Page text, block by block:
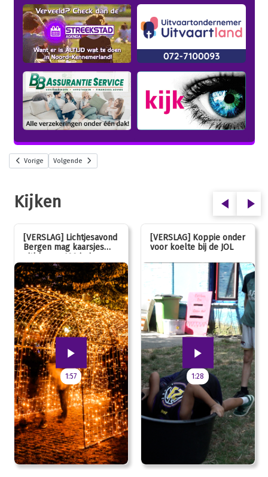
Vorige Volgende
Kijken
[VERSLAG] Lichtjesavond
Bergen mag kaarsjes
uitblazen: 100 jarig
jubileum!
1:57
[VERSLAG] Koppie onder
voor koelte bij de JOL
1:28